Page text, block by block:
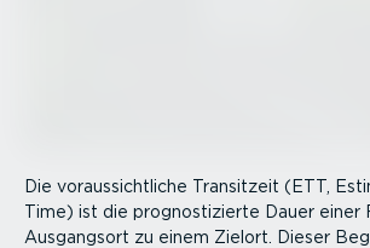
Die voraus­sicht­liche Transitzeit (ETT,
Time) ist die prognos­ti­zierte Dauer einer
Ausgangsort zu einem Zielort. Dieser